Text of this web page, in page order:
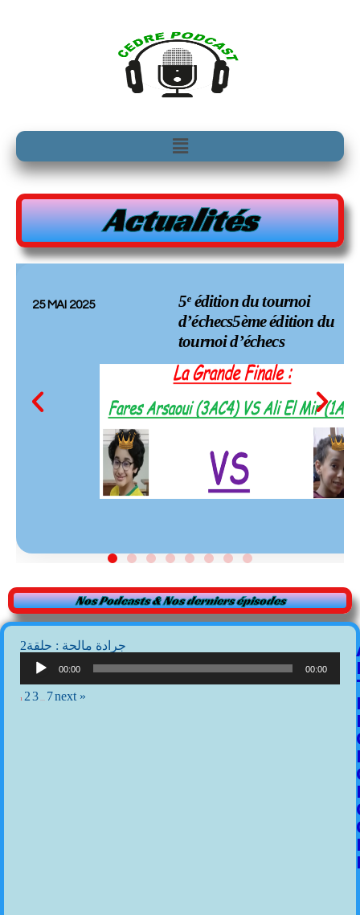
Menu
Actualités
25 MAI 2025
5ᵉ édition du tournoi
d’échecs5ème édition du
tournoi d’échecs
Nos Podcasts & Nos derniers épisodes
2جرادة مالحة : حلقة
00:00 00:00
1 23 7next »